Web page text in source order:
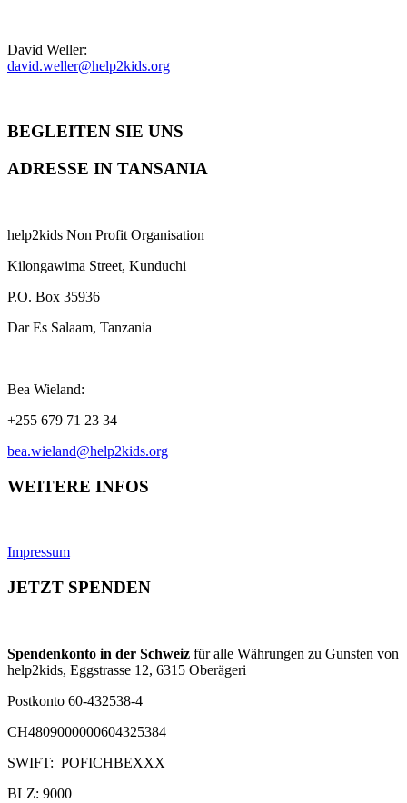
David Weller:
david.weller@help2kids.org
BEGLEITEN SIE UNS
ADRESSE IN TANSANIA
help2kids Non Profit Organisation
Kilongawima Street, Kunduchi
P.O. Box 35936
Dar Es Salaam, Tanzania
Bea Wieland:
+255 679 71 23 34
bea.wieland@help2kids.org
WEITERE INFOS
Impressum
JETZT SPENDEN
Spendenkonto in der Schweiz für alle Währungen zu Gunsten von
help2kids, Eggstrasse 12, 6315 Oberägeri
Postkonto 60-432538-4
CH4809000000604325384
SWIFT: POFICHBEXXX
BLZ: 9000